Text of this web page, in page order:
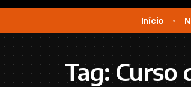
Início
Tag:Curso